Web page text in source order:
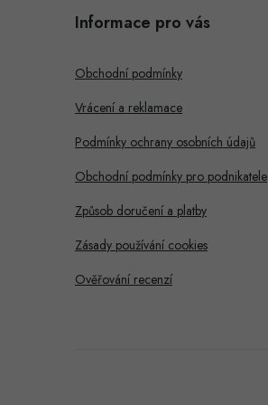
Informace pro vás
Obchodní podmínky
Vrácení a reklamace
Podmínky ochrany osobních údajů
Obchodní podmínky pro podnikatele
Způsob doručení a platby
Zásady používání cookies
Ověřování recenzí